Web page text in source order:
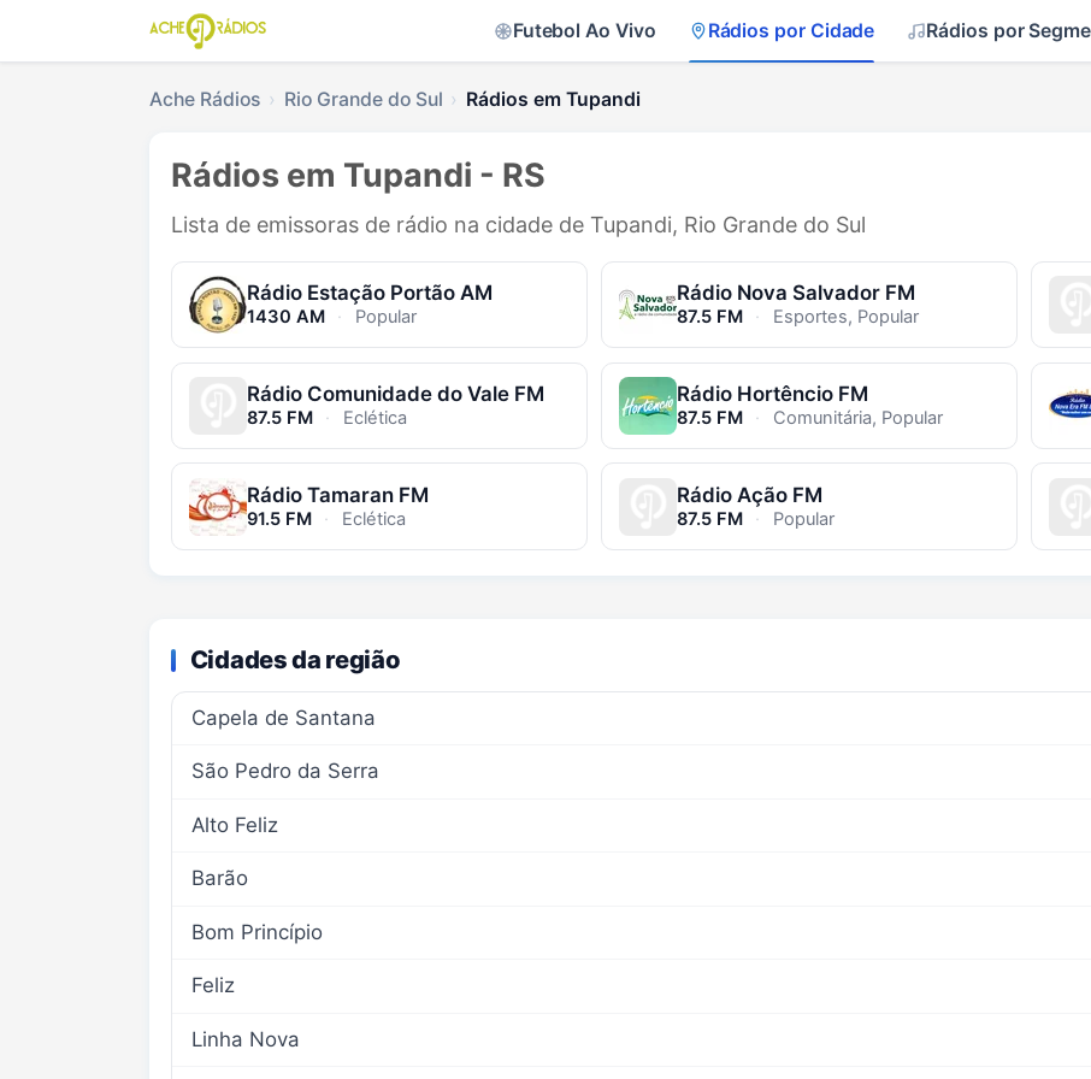
Futebol Ao Vivo Rádios por Cidade Rádios por
Ache Rádios Rio Grande do Sul Rádios em Tupandi
Rádios em Tupandi - RS
Lista de emissoras de rádio na cidade de Tupandi, Rio Grande do Sul
Rádio Estação Portão AM
1430 AM · Popular
Rádio Nova Salvador FM
87.5 FM · Esportes, Popular
Rádio Comunidade do Vale FM
87.5 FM · Eclética
Rádio Hortêncio FM
87.5 FM · Comunitária, Popular
Rádio Tamaran FM
91.5 FM · Eclética
Rádio Ação FM
87.5 FM · Popular
Cidades da região
Capela de Santana
São Pedro da Serra
Alto Feliz
Barão
Bom Princípio
Feliz
Linha Nova